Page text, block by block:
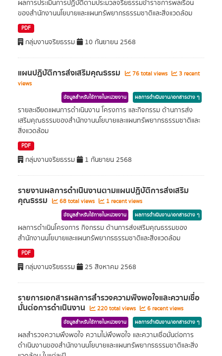
ผลการประเมินการปฏิบัติตามประมวลจริยธรรมข้าราชการพลเรือน
ของสำนักงานนโยบายและแผนทรัพยากรธรรมชาติและสิ่งแวดล้อม
PDF
กลุ่มงานจริยธรรม 10 กันยายน 2568
แผนปฏิบัติการส่งเสริมคุณธรรม 76 total views
3 recent
views
ข้อมูลสำหรับใช้ภายในหน่วยงาน ผลการดำเนินงาน/เอกสารต่าง ๆ
รายละเอียดแผนการดำเนินงาน โครงการ และกิจกรรม ด้านการส่ง
เสริมคุณธรรมของสำนักงานนโยบายและแผนทรัพยากรธรรมชาติและ
สิ่งแวดล้อม
PDF
กลุ่มงานจริยธรรม 1 กันยายน 2568
รายงานผลการดำเนินงานตามแผนปฏิบัติการส่งเสริม
คุณธรรม 68 total views 1 recent views
ข้อมูลสำหรับใช้ภายในหน่วยงาน ผลการดำเนินงาน/เอกสารต่าง ๆ
ผลการดำเนินโครงการ กิจกรรม ด้านการส่งเสริมคุณธรรมของ
สำนักงานนโยบายและแผนทรัพยากรธรรมชาติและสิ่งแวดล้อม
PDF
กลุ่มงานจริยธรรม 25 สิงหาคม 2568
รายการเอกสารผลการสำรวจความพึงพอใจและความเชื่อ
มั่นต่อการดำเนินงาน 220 total views 6 recent views
ข้อมูลสำหรับใช้ภายในหน่วยงาน ผลการดำเนินงาน/เอกสารต่าง ๆ
ผลสำรวจความพึงพอใจ ความไม่พึงพอใจ และความเชื่อมั่นต่อการ
ดำเนินงานของสำนักงานนโยบายและแผนทรัพยากรธรรมชาติและสิ่ง